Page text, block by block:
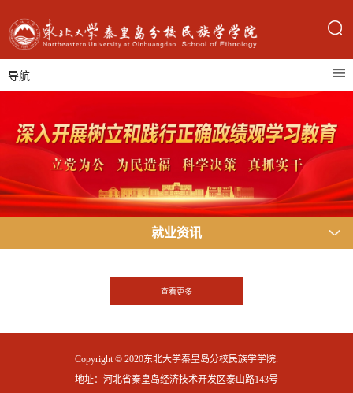
导航
就业资讯
查看更多
Copyright © 2020东北大学秦皇岛分校民族学学院.
地址：河北省秦皇岛经济技术开发区泰山路143号